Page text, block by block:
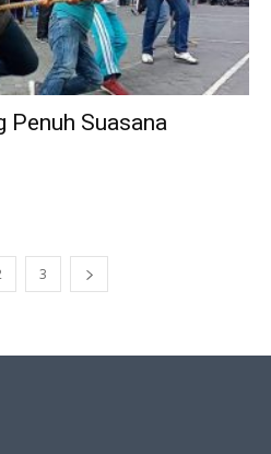
Penuh Suasana
3